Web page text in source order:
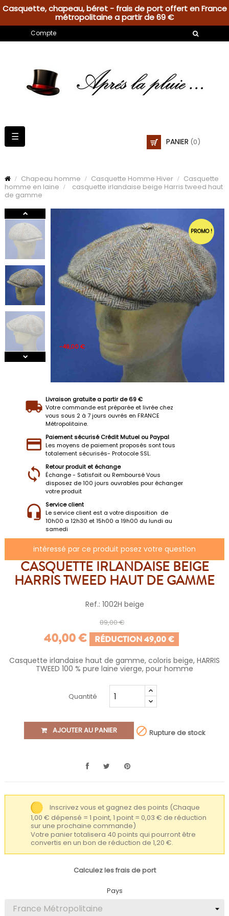
Casquette, chapeau, béret - frais de port offert en France
métropolitaine a partir de 69 €
Compte
PANIER (0)
Basculer
la
☰
Chapeau homme Casquette Homme Hiver
Casquette
homme en laine
casquette irlandaise beige Harris tweed haut
de gamme
PROMO !
-49,00 €
Livraison gratuite a partir de 69 €
Votre commande est préparée et livrée chez
vous sous 2 à 7 jours ouvrés en FRANCE
Métropolitaine.
Paiement sécurisé Crédit Mutuel ou Paypal
Les moyens de paiement proposés sont tous
totalement sécurisés- Protocole SSL.
Retour produit et échange
Échange - Satisfait ou Remboursé Vous
disposez de 100 jours ouvrables pour échanger
votre produit
Service client
Le service client est a votre disposition de
10h00 a 12h30 et 15h00 a 19h00 du lundi au
samedi
intéressé par ce produit posez votre question
CASQUETTE IRLANDAISE BEIGE
HARRIS TWEED HAUT DE GAMME
Ref.: 1002H beige
89,00 €
40,00 € RÉDUCTION 49,00 €
Casquette irlandaise haut de gamme, coloris beige, HARRIS
TWEED 100 % pure laine vierge, pour homme
Quantité
AJOUTER AU PANIER  Rupture de stock
Inscrivez vous et gagnez des points (Chaque
1,00 € dépensé = 1 point, 1 point = 0,03 € de réduction
sur une prochaine commande)
Votre panier totalisera 40 points qui pourront être
convertis en un bon de réduction de 1,20 €.
Calculez les frais de port
Pays